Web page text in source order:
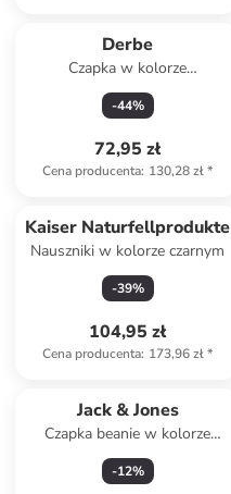
Derbe
Czapka w kolorze
granatowym
-44%
72,95 zł
Cena producenta: 130,28 zł*
Kaiser Naturfellprodukte
Nauszniki w kolorze czarnym
-39%
104,95 zł
Cena producenta: 173,96 zł*
Jack & Jones
Czapka beanie w kolorze
brązowym
-12%